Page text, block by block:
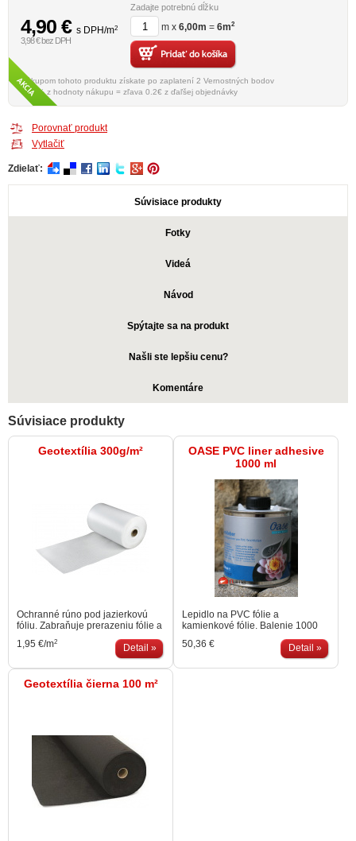
4,90 € s DPH/m2
3,98 € bez DPH
Zadajte potrebnú dĺžku
m x 6,00m = 6m2
Nákupom tohoto produktu získate po zaplatení 2 Vernostných bodov
= 10% z hodnoty nákupu = zľava 0.2€ z ďaľšej objednávky
Porovnať produkt
Vytlačiť
Zdielať:
Súvisiace produkty
Fotky
Videá
Návod
Spýtajte sa na produkt
Našli ste lepšiu cenu?
Komentáre
Súvisiace produkty
Geotextília 300g/m²
Ochranné rúno pod jazierkovú
fóliu. Zabraňuje prerazeniu fólie a
vyrovnáva podklad pod fóliu.
Šírka 2 metre, cena za m².
Zasielame výlučne kuriérom.
1,95 €/m2
Detail »
OASE PVC liner adhesive
1000 ml
Lepidlo na PVC fólie a
kamienkové fólie. Balenie 1000
50,36 € Detail »
Geotextília čierna 100 m²